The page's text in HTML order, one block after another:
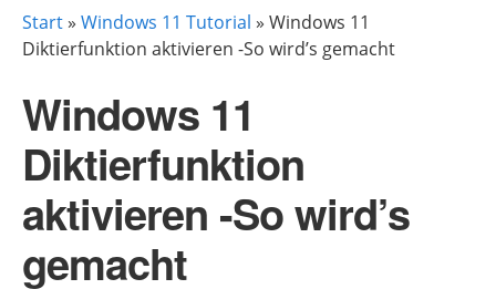
Start» Windows 11 Tutorial » Windows 11
Diktierfunktion aktivieren -So wird’s gemacht
Windows 11
Diktierfunktion
aktivieren -So wird’s
gemacht